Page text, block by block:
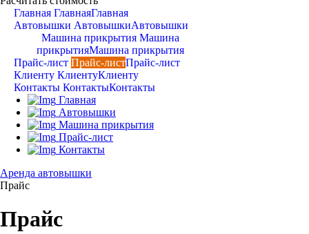
Главная ГлавнаяГлавная
Автовышки АвтовышкиАвтовышки
Машина прикрытия Машина
прикрытияМашина прикрытия
Прайс-лист Прайс-листПрайс-лист
Клиенту КлиентуКлиенту
Контакты КонтактыКонтакты
Главная
Автовышки
Машина прикрытия
Прайс-лист
Контакты
Аренда автовышки
Прайс
Прайс